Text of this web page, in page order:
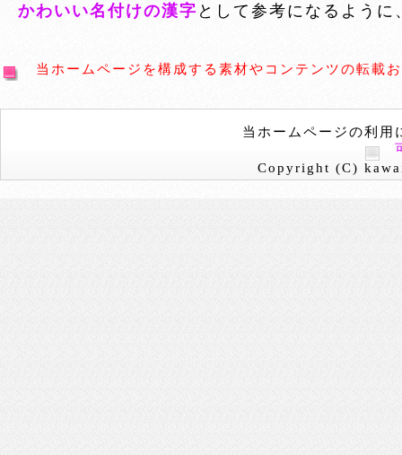
かわいい名付けの漢字 として参考になるよう
当ホームページを構成する素材やコンテンツの転載
当ホームページの利用
Copyright (C)